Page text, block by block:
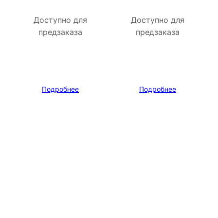
Доступно для
предзаказа
Подробнее
Доступно для
предзаказа
Подробнее